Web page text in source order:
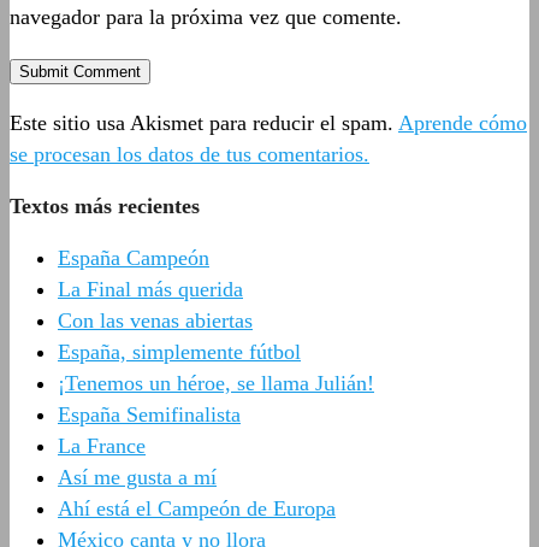
navegador para la próxima vez que comente.
Este sitio usa Akismet para reducir el spam. Aprende cómo
se procesan los datos de tus comentarios.
Textos más recientes
España Campeón
La Final más querida
Con las venas abiertas
España, simplemente fútbol
¡Tenemos un héroe, se llama Julián!
España Semifinalista
La France
Así me gusta a mí
Ahí está el Campeón de Europa
México canta y no llora